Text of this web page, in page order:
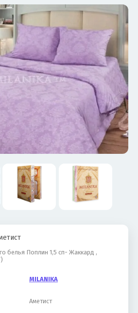
белья Поплин 1,5 сп- Жаккард ,
MILANIKA
Аметист